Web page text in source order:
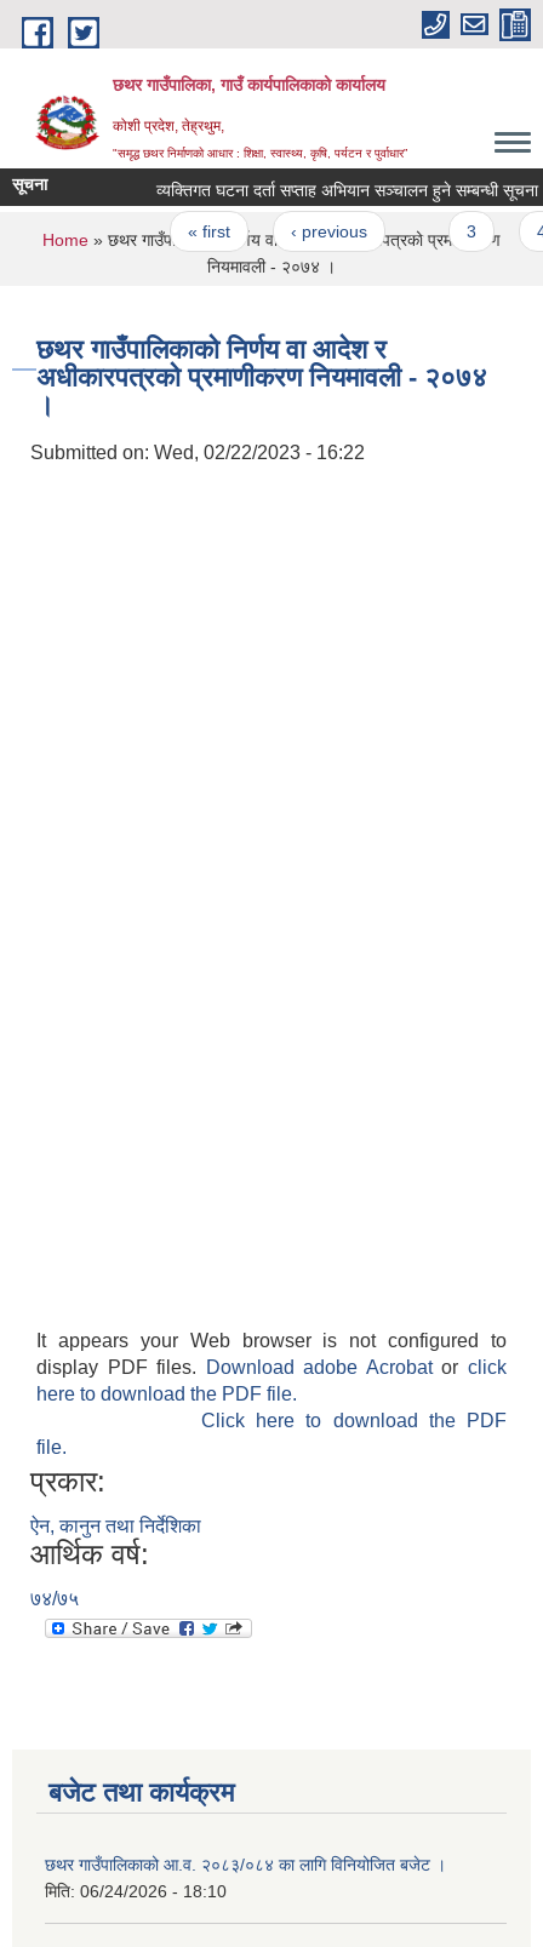
Skip to main content
छथर गाउँपालिका, गाउँ कार्यपालिकाको कार्यालय
कोशी प्रदेश, तेह्रथुम,
"समृद्ध छथर निर्माणको आधार : शिक्षा, स्वास्थ्य, कृषि, पर्यटन र पुर्वाधार”
सूचना व्यक्तिगत घटना दर्ता सप्ताह अभियान सञ्चालन हुने सम्बन्धी सूचना ।
Pages
« first ‹ previous … 3
You are here
Home » छथर गाउँपालिकाको निर्णय वा आदेश र अधीकारपत्रको प्रमाणीकरण
नियमावली - २०७४ ।
छथर गाउँपालिकाको निर्णय वा आदेश र
अधीकारपत्रको प्रमाणीकरण नियमावली - २०७४
।
Submitted on: Wed, 02/22/2023 - 16:22
It appears your Web browser is not configured to
display PDF files.
Download adobe Acrobatorclick
here to download the PDF file.
Click here to download the PDF
file.
प्रकार:
ऐन, कानुन तथा निर्देशिका
आर्थिक वर्ष:
७४/७५
बजेट तथा कार्यक्रम
छथर गाउँपालिकाको आ.व. २०८३/०८४ का लागि विनियोजित बजेट ।
मिति: 06/24/2026 - 18:10